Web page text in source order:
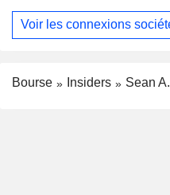
Voir les connexions
Bourse Insiders Sean